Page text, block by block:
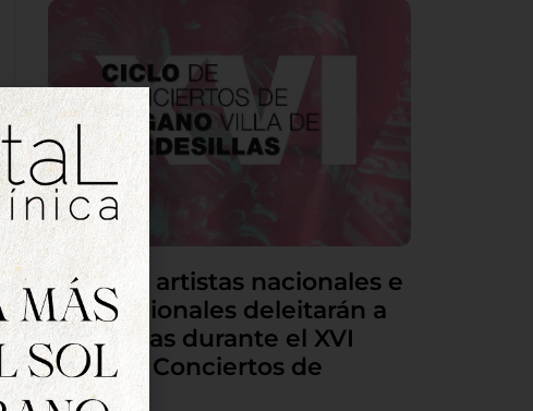
Grandes artistas nacionales e
internacionales deleitarán a
Tordesillas durante el XVI
Ciclo de Conciertos de
Órgano